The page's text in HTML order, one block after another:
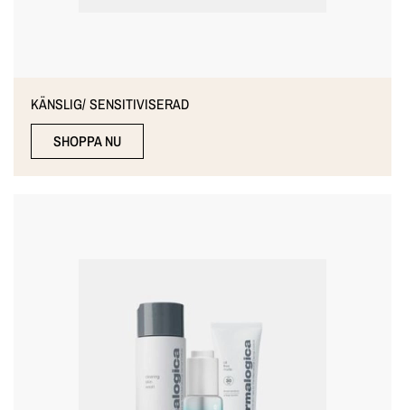
KÄNSLIG/ SENSITIVISERAD
SHOPPA NU